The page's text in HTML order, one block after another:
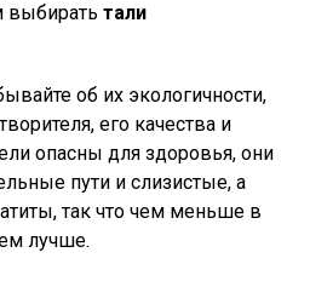
выбирать тали
об их экологичности,
его качества и
опасны для здоровья, они
пути и слизистые, а
так что чем меньше в
лучше.